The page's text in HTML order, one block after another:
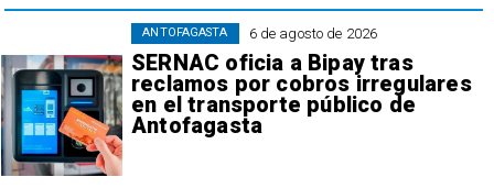
6 de agosto de 2026
SERNAC oficia a Bipay tras
reclamos por cobros irregulares
en el transporte público de
Antofagasta
ANTOFAGASTA